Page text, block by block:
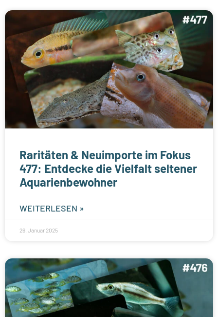
Raritäten & Neuimporte im Fokus
477: Entdecke die Vielfalt seltener
Aquarienbewohner
WEITERLESEN »
26. Januar 2025